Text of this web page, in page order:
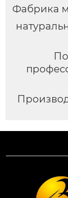
Фабрика